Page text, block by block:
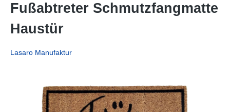
Fußabtreter Schmutzfangmatte
Haustür
Lasaro Manufaktur